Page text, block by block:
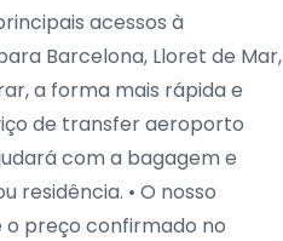
acessos à
Barcelona, Lloret de Mar,
a forma mais rápida e
de transfer aeroporto
com a bagagem e
residência. • O nosso
o preço confirmado no